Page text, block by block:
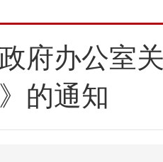
府办公室
的通知